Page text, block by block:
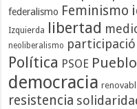
federalismo Feminismo
Izquierda libertad
neoliberalismo
Política PSOE
democracia
resistencia